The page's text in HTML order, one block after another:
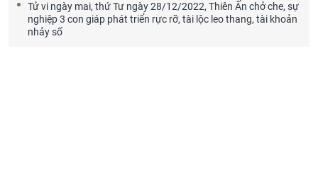
Tử vi ngày mai, thứ Tư ngày 28/12/2022, Thiên Ấn chở che, sự
nghiệp 3 con giáp phát triển rực rỡ, tài lộc leo thang, tài khoản
nhảy số